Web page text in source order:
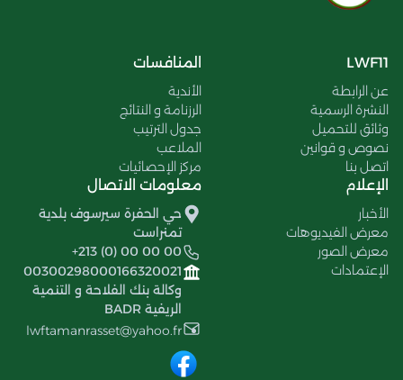
LWF11
عن الرابطة
النشرة الرسمية
وثائق للتحميل
نصوص و قوانين
اتصل بنا
المنافسات
الأندية
الرزنامة و النتائج
جدول الترتيب
الملاعب
مركز الإحصائيات
الإعلام
الأخبار
معرض الفيديوهات
معرض الصور
الإعتمادات
معلومات الاتصال
حي الحفرة سيرسوف بلدية
تمنراست
+213 (0) 00 00 00
00300298000166320021
وكالة بنك الفلاحة و التنمية
الريفية BADR
lwftamanrasset@yahoo.fr